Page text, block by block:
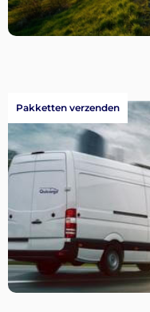
Pakketten verzenden